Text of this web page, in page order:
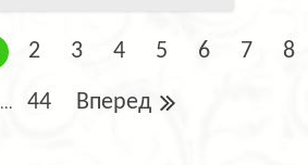
2 3 4 5 6 7 8
... 44 Вперед